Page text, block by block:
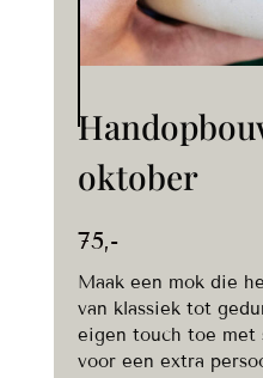
oktober
75,-
Maak een mok die
van klassiek tot
eigen touch toe met
voor een extra